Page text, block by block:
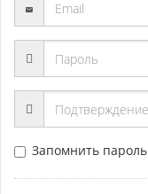
Запомнить пароль